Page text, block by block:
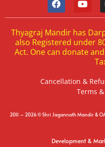
Thyagraj Mandir has
also Registered under
Act. One can donate
Cancellation &
Terms
2011 – 2026 © Shri Jagannath Mandir &
Development &